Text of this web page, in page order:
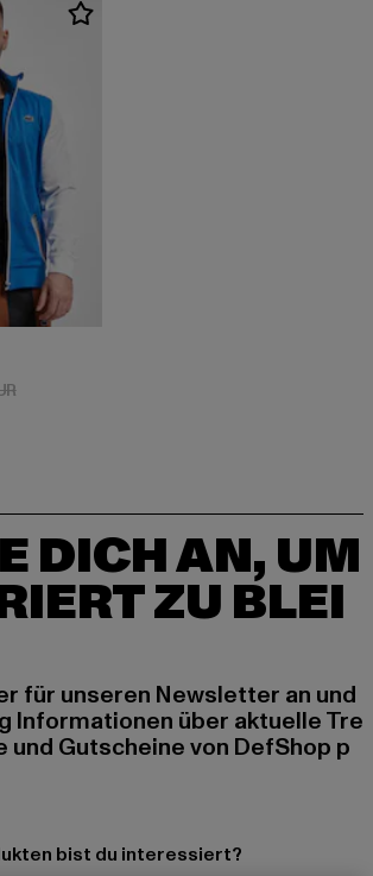
EUR
Aktionspreis: 139,99 EUR
DICH AN, UM
ZU BLEI
für unseren Newsletter an und
Informationen über aktuelle Tre
und Gutscheine von DefShop p
bist du interessiert?